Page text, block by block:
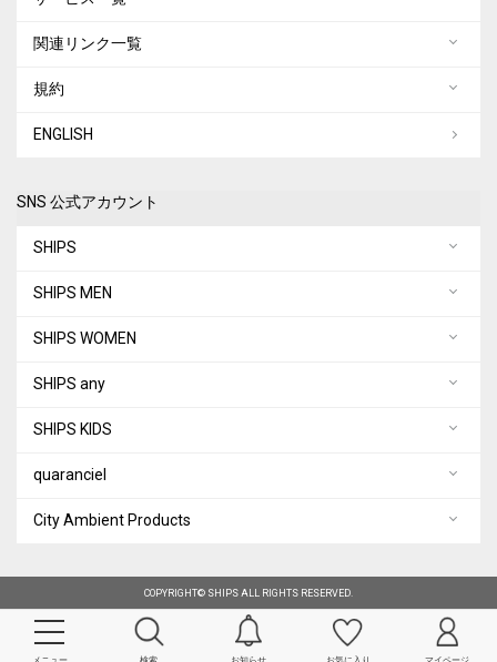
関連リンク一覧
規約
ENGLISH
SNS 公式アカウント
SHIPS
SHIPS MEN
SHIPS WOMEN
SHIPS any
SHIPS KIDS
quaranciel
City Ambient Products
COPYRIGHT© SHIPS ALL RIGHTS RESERVED.